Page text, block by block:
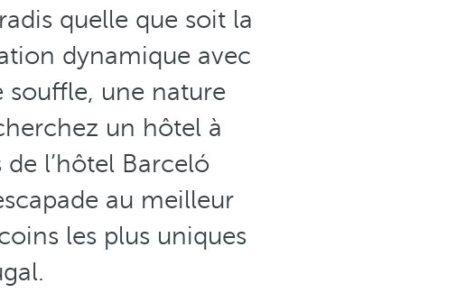
quelle que soit la
dynamique avec
souffle, une nature
un hôtel à
l’hôtel Barceló
au meilleur
les plus uniques